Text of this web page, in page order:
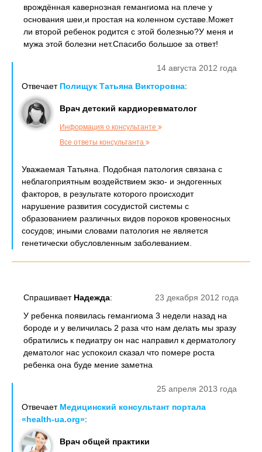
врождённая кавернозная гемангиома на плече у
основания шеи,и простая на коленном суставе.Может
ли второй ребенок родится с этой болезнью?У меня и
мужа этой болезни нет.Спасибо большое за ответ!
14 августа 2012 года
Отвечает Полищук Татьяна Викторовна:
Врач детский кардиоревматолог
Информация о консультанте
Все ответы консультанта
Уважаемая Татьяна. Подобная патология связана с
неблагоприятным воздействием экзо- и эндогенных
факторов, в результате которого происходит
нарушение развития сосудистой системы с
образованием различных видов пороков кровеносных
сосудов; иными словами патология не является
генетически обусловленным заболеванием.
23 декабря 2012 года
Спрашивает Надежда:
У ребенка появилась гемангиома 3 недели назад на
бороде и у величилась 2 раза что нам делать мы зразу
обратились к педиатру он нас направил к дерматологу
дематолог нас успокоил сказал что помере роста
ребенка она буде мение заметна
25 апреля 2013 года
Отвечает Медицинский консультант портала
«health-ua.org»:
Врач общей практики